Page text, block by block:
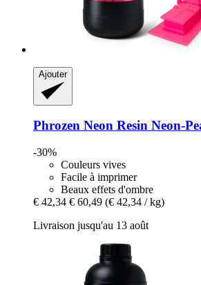
Ajouter
Phrozen Neon Resin Neon-​
-30%
Couleurs vives
Facile à imprimer
Beaux effets d'ombre
€ 42,34 € 60,49 (€ 42,34 / kg)
Livraison jusqu'au 13 août